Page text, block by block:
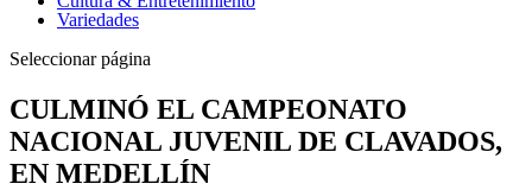
Variedades
Seleccionar página
CULMINÓ EL CAMPEONATO
NACIONAL JUVENIL DE CLAVADOS,
EN MEDELLÍN